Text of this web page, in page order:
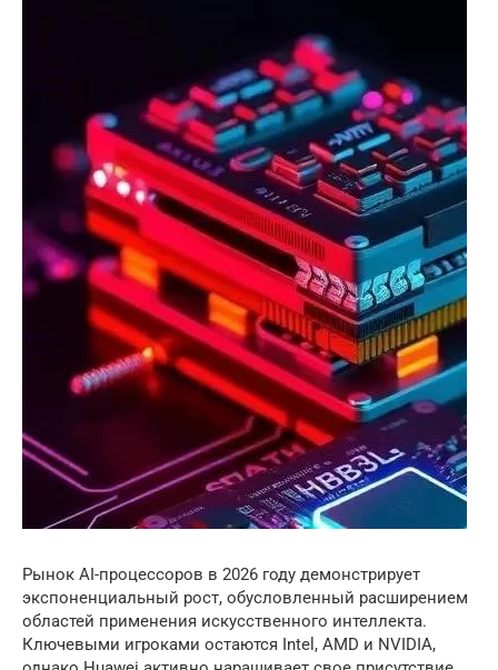
Рынок AI-процессоров в 2026 году демонстрирует
экспоненциальный рост, обусловленный расширением
областей применения искусственного интеллекта.
Ключевыми игроками остаются Intel, AMD и NVIDIA,